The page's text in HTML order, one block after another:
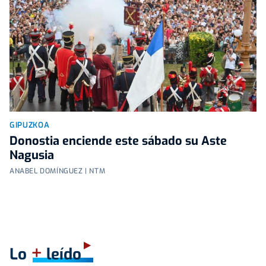
GIPUZKOA
Donostia enciende este sábado su Aste
Nagusia
ANABEL DOMÍNGUEZ | NTM
Lo +leído